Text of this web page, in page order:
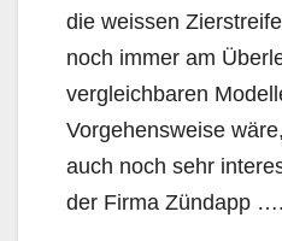
die weissen
noch immer am
vergleichbaren
Vorgehensweise
auch noch sehr
der Firma Zündapp ….